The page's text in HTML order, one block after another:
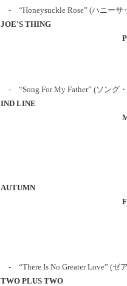
- “Honeysuckle Rose” (ハニーサ
JOE'S THING
- “Song For My Father” (ソング
IND LINE
AUTUMN
- “There Is No Greater Love” (ゼ
TWO PLUS TWO